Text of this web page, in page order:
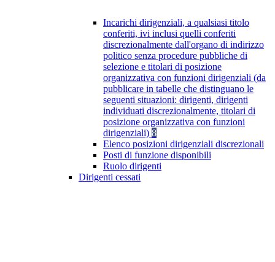
Incarichi dirigenziali, a qualsiasi titolo
conferiti, ivi inclusi quelli conferiti
discrezionalmente dall'organo di indirizzo
politico senza procedure pubbliche di
selezione e titolari di posizione
organizzativa con funzioni dirigenziali (da
pubblicare in tabelle che distinguano le
seguenti situazioni: dirigenti, dirigenti
individuati discrezionalmente, titolari di
posizione organizzativa con funzioni
dirigenziali) 8
Elenco posizioni dirigenziali discrezionali
Posti di funzione disponibili
Ruolo dirigenti
Dirigenti cessati